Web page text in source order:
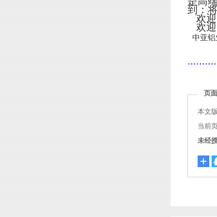
到：
欢迎
欢迎
中亚铝
页
本文
当前
未经